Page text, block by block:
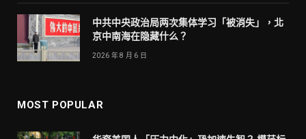
中共中央政治局两次集体学习「被消失」，北
京中南海在隐藏什么？
2026 年 8 月 6 日
MOST POPULAR